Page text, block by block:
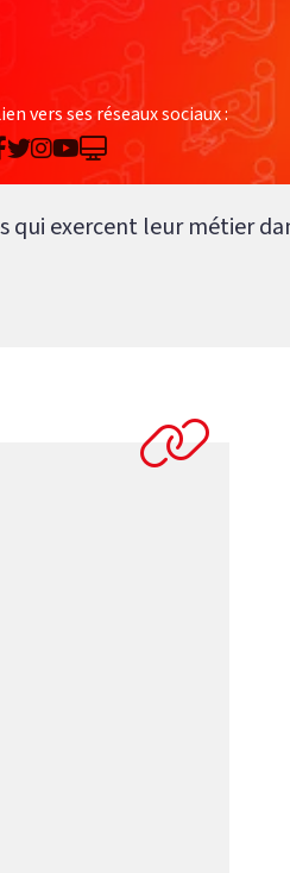
vers ses réseaux sociaux :
qui exercent leur métier